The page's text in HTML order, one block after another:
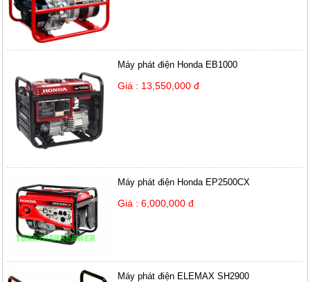
Máy phát điện Honda EB1000
Giá : 13,550,000 đ
Máy phát điện Honda EP2500CX
Giá : 6,000,000 đ
Máy phát điện ELEMAX SH2900